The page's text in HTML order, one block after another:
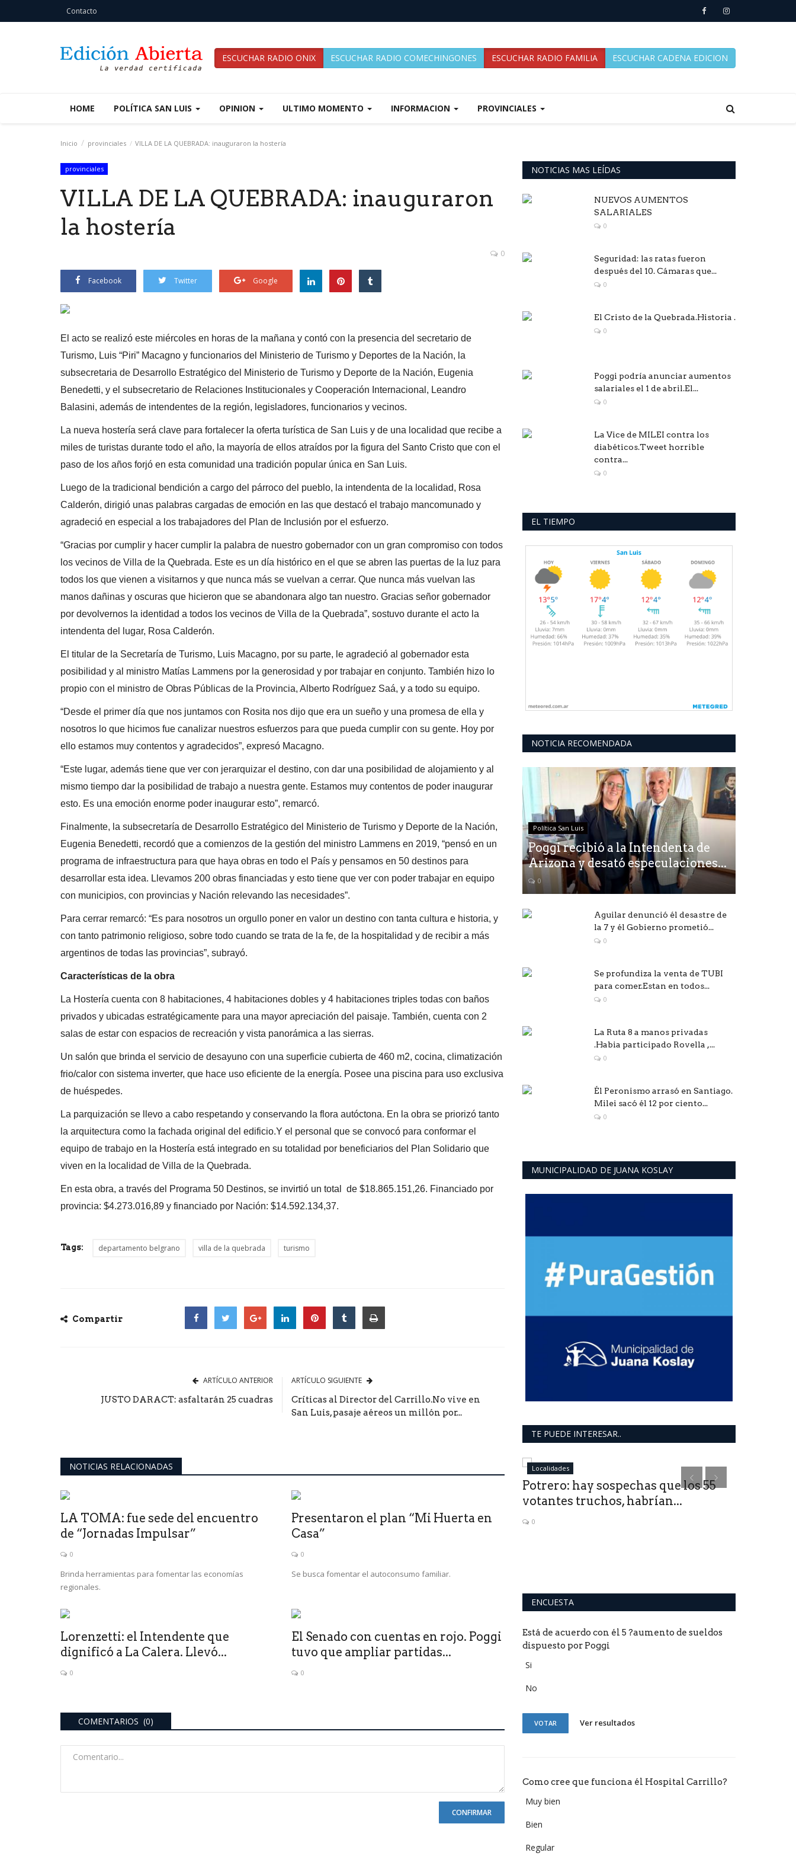
Contacto
ESCUCHAR RADIO ONIX ESCUCHAR RADIO COMECHINGONES ESCUCHAR RADIO FAMILIA ESCUCHAR CADENA EDICION
HOME POLÍTICA SAN LUIS OPINION ULTIMO MOMENTO INFORMACION PROVINCIALES
Inicio provinciales VILLA DE LA QUEBRADA: inauguraron la hostería
provinciales
VILLA DE LA QUEBRADA: inauguraron
la hostería
0
Facebook Twitter Google
El acto se realizó este miércoles en horas de la mañana y contó con la presencia del secretario de
Turismo, Luis “Piri” Macagno y funcionarios del Ministerio de Turismo y Deportes de la Nación, la
subsecretaria de Desarrollo Estratégico del Ministerio de Turismo y Deporte de la Nación, Eugenia
Benedetti, y el subsecretario de Relaciones Institucionales y Cooperación Internacional, Leandro
Balasini, además de intendentes de la región, legisladores, funcionarios y vecinos.
La nueva hostería será clave para fortalecer la oferta turística de San Luis y de una localidad que recibe a
miles de turistas durante todo el año, la mayoría de ellos atraídos por la figura del Santo Cristo que con el
paso de los años forjó en esta comunidad una tradición popular única en San Luis.
Luego de la tradicional bendición a cargo del párroco del pueblo, la intendenta de la localidad, Rosa
Calderón, dirigió unas palabras cargadas de emoción en las que destacó el trabajo mancomunado y
agradeció en especial a los trabajadores del Plan de Inclusión por el esfuerzo.
“Gracias por cumplir y hacer cumplir la palabra de nuestro gobernador con un gran compromiso con todos
los vecinos de Villa de la Quebrada. Este es un día histórico en el que se abren las puertas de la luz para
todos los que vienen a visitarnos y que nunca más se vuelvan a cerrar. Que nunca más vuelvan las
manos dañinas y oscuras que hicieron que se abandonara algo tan nuestro. Gracias señor gobernador
por devolvernos la identidad a todos los vecinos de Villa de la Quebrada”, sostuvo durante el acto la
intendenta del lugar, Rosa Calderón.
El titular de la Secretaría de Turismo, Luis Macagno, por su parte, le agradeció al gobernador esta
posibilidad y al ministro Matías Lammens por la generosidad y por trabajar en conjunto. También hizo lo
propio con el ministro de Obras Públicas de la Provincia, Alberto Rodríguez Saá, y a todo su equipo.
“Desde el primer día que nos juntamos con Rosita nos dijo que era un sueño y una promesa de ella y
nosotros lo que hicimos fue canalizar nuestros esfuerzos para que pueda cumplir con su gente. Hoy por
ello estamos muy contentos y agradecidos”, expresó Macagno.
“Este lugar, además tiene que ver con jerarquizar el destino, con dar una posibilidad de alojamiento y al
mismo tiempo dar la posibilidad de trabajo a nuestra gente. Estamos muy contentos de poder inaugurar
esto. Es una emoción enorme poder inaugurar esto”, remarcó.
Finalmente, la subsecretaría de Desarrollo Estratégico del Ministerio de Turismo y Deporte de la Nación,
Eugenia Benedetti, recordó que a comienzos de la gestión del ministro Lammens en 2019, “pensó en un
programa de infraestructura para que haya obras en todo el País y pensamos en 50 destinos para
desarrollar esta idea. Llevamos 200 obras financiadas y esto tiene que ver con poder trabajar en equipo
con municipios, con provincias y Nación relevando las necesidades”.
Para cerrar remarcó: “Es para nosotros un orgullo poner en valor un destino con tanta cultura e historia, y
con tanto patrimonio religioso, sobre todo cuando se trata de la fe, de la hospitalidad y de recibir a más
argentinos de todas las provincias”, subrayó.
Características de la obra
La Hostería cuenta con 8 habitaciones, 4 habitaciones dobles y 4 habitaciones triples todas con baños
privados y ubicadas estratégicamente para una mayor apreciación del paisaje. También, cuenta con 2
salas de estar con espacios de recreación y vista panorámica a las sierras.
Un salón que brinda el servicio de desayuno con una superficie cubierta de 460 m2, cocina, climatización
frio/calor con sistema inverter, que hace uso eficiente de la energía. Posee una piscina para uso exclusiva
de huéspedes.
La parquización se llevo a cabo respetando y conservando la flora autóctona. En la obra se priorizó tanto
la arquitectura como la fachada original del edificio.Y el personal que se convocó para conformar el
equipo de trabajo en la Hostería está integrado en su totalidad por beneficiarios del Plan Solidario que
viven en la localidad de Villa de la Quebrada.
En esta obra, a través del Programa 50 Destinos, se invirtió un total de $18.865.151,26. Financiado por
provincia: $4.273.016,89 y financiado por Nación: $14.592.134,37.
Tags: departamento belgrano villa de la quebrada turismo
Compartir
ARTÍCULO ANTERIOR
JUSTO DARACT: asfaltarán 25 cuadras
ARTÍCULO SIGUIENTE
Críticas al Director del Carrillo.No vive en
San Luis, pasaje aéreos un millón por...
NOTICIAS RELACIONADAS
LA TOMA: fue sede del encuentro
de “Jornadas Impulsar”
0
Brinda herramientas para fomentar las economías
regionales.
Presentaron el plan “Mi Huerta en
Casa”
0
Se busca fomentar el autoconsumo familiar.
Lorenzetti: el Intendente que
dignificó a La Calera. Llevó...
0
El Senado con cuentas en rojo. Poggi
tuvo que ampliar partidas...
0
COMENTARIOS (0)
CONFIRMAR
NOTICIAS MAS LEÍDAS
NUEVOS AUMENTOS
SALARIALES
0
Seguridad: las ratas fueron
después del 10. Cámaras que...
0
El Cristo de la Quebrada.Historia .
0
Poggi podría anunciar aumentos
salariales el 1 de abril.El...
0
La Vice de MILEI contra los
diabéticos.Tweet horrible
contra...
0
EL TIEMPO
NOTICIA RECOMENDADA
Política San Luis
Poggi recibió a la Intendenta de
Arizona y desató especulaciones...
0
Aguilar denunció él desastre de
la 7 y él Gobierno prometió...
0
Se profundiza la venta de TUBI
para comer.Estan en todos...
0
La Ruta 8 a manos privadas
.Habia participado Rovella ,...
0
Él Peronismo arrasó en Santiago.
Milei sacó él 12 por ciento...
0
MUNICIPALIDAD DE JUANA KOSLAY
TE PUEDE INTERESAR..
(los que están
ultimo momento
0
El ‘Pipi’ Alí dijo: “Él es la puntanidad y no la traicionará”
0
La nueva conducción encabezada por Fabián Doman ya
Localidades
Potrero: hay sospechas que los 55
votantes truchos, habrían...
0
ENCUESTA
Está de acuerdo con él 5 ?aumento de sueldos
dispuesto por Poggi
Si
No
VOTAR Ver resultados
Como cree que funciona él Hospital Carrillo?
Muy bien
Bien
Regular